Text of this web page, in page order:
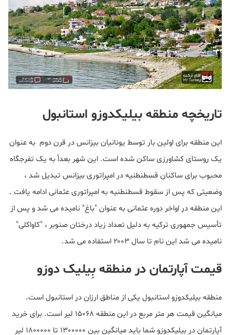
تاریخچه منطقه بیلیکدوزو استانبول
این منطقه برای اولین بار توسط یونانیان بیزانس در قرن دوم به عنوان
یک روستای کشاورزی ساکن شده است. این شهر بعداً به یک تفرجگاه
محبوب برای ساکنان قسطنطنیه در امپراتوری بیزانس تبدیل شد ،
وضعیتی که پس از سقوط قسطنطنیه به امپراتوری عثمانی ادامه یافت .
این منطقه در اواخر دوره عثمانی به عنوان "باغ" نامیده می شد و پس از
تأسیس جمهوری ترکیه به دلیل تعداد زیاد درختان صنوبر ، "کاواکلی"
نامیده می شد این نام تا سال ۲۰۰۳ استفاده می شد.
قیمت آپارتمان در منطقه بِیلیک دوزو
منطقه بیلیکدوزو استانبول یکی از مناطق ارزان در استانبول است.
میانگین قیمت هر متر مربع در این منطقه 15068 لیر است. برای خرید
آپارتمان در بیلیکدوزو شما باید میانگین بین 1300000 تا 1800000 لیر